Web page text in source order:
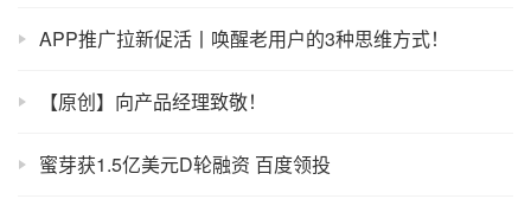
APP推广拉新促活丨唤醒老用户的3种思维方式！
【原创】向产品经理致敬！
蜜芽获1.5亿美元D轮融资 百度领投